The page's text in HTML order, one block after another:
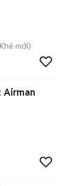
mới)
Airman